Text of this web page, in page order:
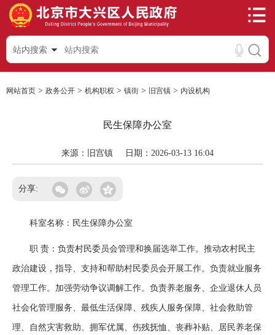
站内搜索
网站首页 > 政务公开 > 机构职权 > 镇街 > 旧宫镇 > 内设机构
民生保障办公室
来源：旧宫镇 日期：2026-03-13 16:04
分享:
科室名称：民生保障办公室
职 责：负责村民委员会管理和换届选举工作。推动农村民主
政治建设，指导、支持和帮助村民委员会开展工作。负责就业服务
管理工作。加强劳动争议调解工作。负责养老服务、企业退休人员
社会化管理服务、最低生活保障、残疾人服务保障、社会救助管
理、自然灾害救助、拥军优属、伤残抚恤、丧葬补贴、居民养老保